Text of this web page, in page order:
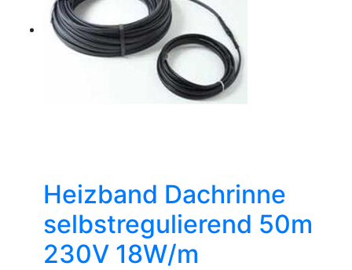
Heizband Dachrinne
selbstregulierend 50m
230V 18W/m